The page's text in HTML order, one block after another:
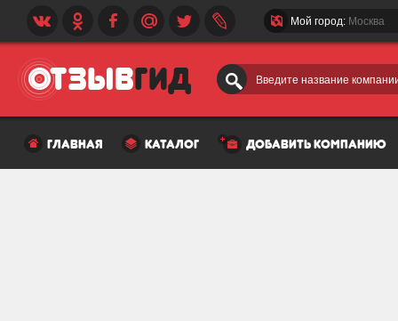
Введите название
Мой город: Москва
главная каталог добавить компанию